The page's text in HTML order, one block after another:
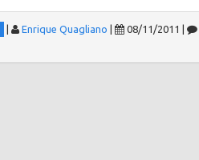
Enrique Quagliano 08/11/2011